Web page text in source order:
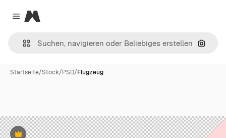
Close menu
Magnific
Nach
Startseite/Stock/PSD/Flugzeug